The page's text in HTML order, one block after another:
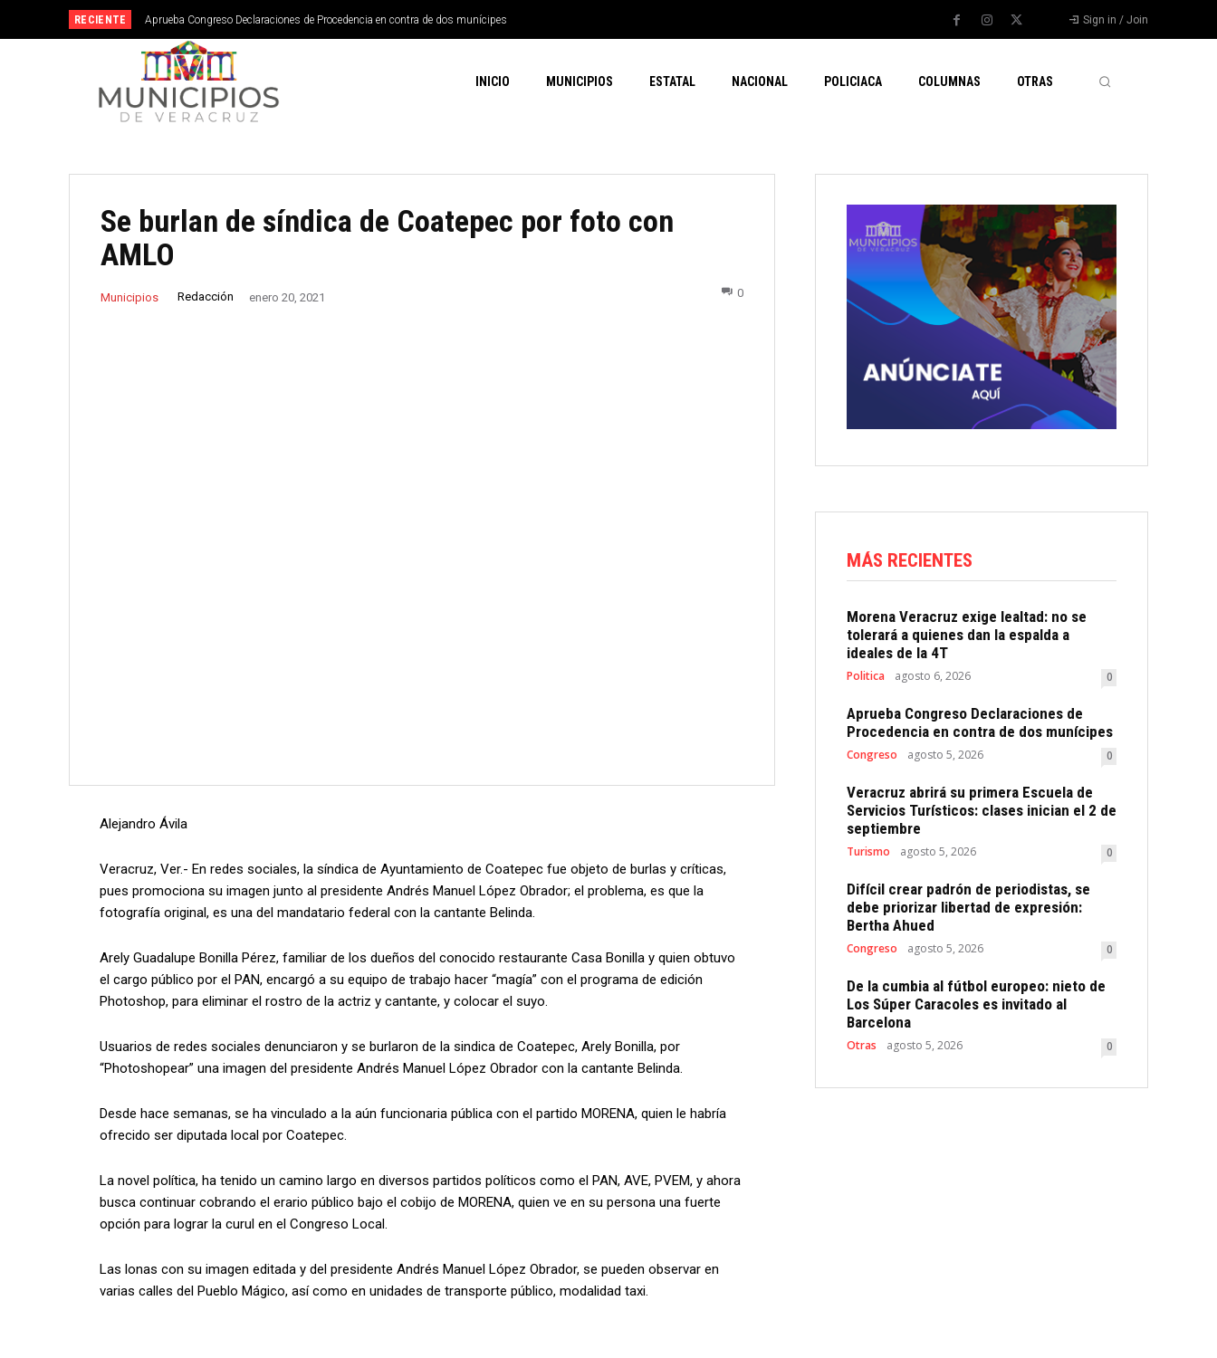
RECIENTE Aprueba Congreso Declaraciones de Procedencia en contra de dos munícipes Sign in / Join
INICIO MUNICIPIOS ESTATAL NACIONAL POLICIACA COLUMNAS OTRAS
Se burlan de síndica de Coatepec por foto con
AMLO
Municipios Redacción enero 20, 2021 0
Alejandro Ávila
Veracruz, Ver.- En redes sociales, la síndica de Ayuntamiento de Coatepec fue objeto de burlas y críticas,
pues promociona su imagen junto al presidente Andrés Manuel López Obrador; el problema, es que la
fotografía original, es una del mandatario federal con la cantante Belinda.
Arely Guadalupe Bonilla Pérez, familiar de los dueños del conocido restaurante Casa Bonilla y quien obtuvo
el cargo público por el PAN, encargó a su equipo de trabajo hacer “magía” con el programa de edición
Photoshop, para eliminar el rostro de la actriz y cantante, y colocar el suyo.
Usuarios de redes sociales denunciaron y se burlaron de la sindica de Coatepec, Arely Bonilla, por
“Photoshopear” una imagen del presidente Andrés Manuel López Obrador con la cantante Belinda.
Desde hace semanas, se ha vinculado a la aún funcionaria pública con el partido MORENA, quien le habría
ofrecido ser diputada local por Coatepec.
La novel política, ha tenido un camino largo en diversos partidos políticos como el PAN, AVE, PVEM, y ahora
busca continuar cobrando el erario público bajo el cobijo de MORENA, quien ve en su persona una fuerte
opción para lograr la curul en el Congreso Local.
Las lonas con su imagen editada y del presidente Andrés Manuel López Obrador, se pueden observar en
varias calles del Pueblo Mágico, así como en unidades de transporte público, modalidad taxi.
MÁS RECIENTES
Morena Veracruz exige lealtad: no se
tolerará a quienes dan la espalda a
ideales de la 4T
Politica agosto 6, 2026 0
Aprueba Congreso Declaraciones de
Procedencia en contra de dos munícipes
Congreso agosto 5, 2026 0
Veracruz abrirá su primera Escuela de
Servicios Turísticos: clases inician el 2 de
septiembre
Turismo agosto 5, 2026 0
Difícil crear padrón de periodistas, se
debe priorizar libertad de expresión:
Bertha Ahued
Congreso agosto 5, 2026 0
De la cumbia al fútbol europeo: nieto de
Los Súper Caracoles es invitado al
Barcelona
Otras agosto 5, 2026 0